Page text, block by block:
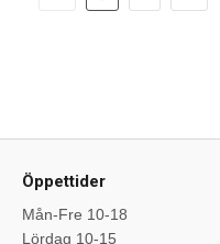
Öppettider
Mån-Fre 10-18
Lördag 10-15